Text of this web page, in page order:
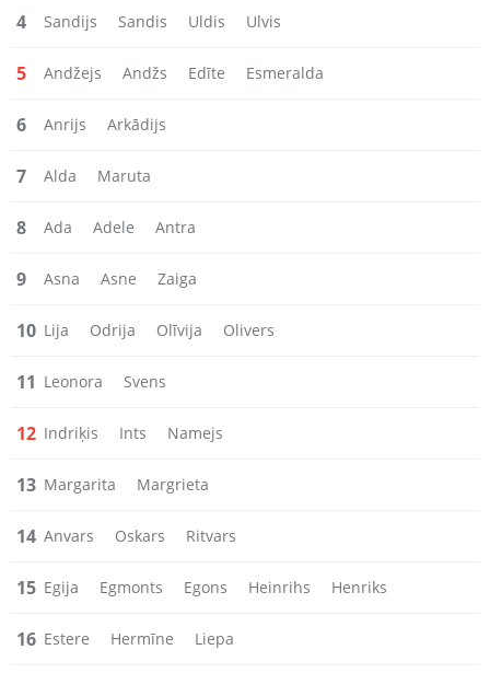
4 Sandijs Sandis Uldis Ulvis
5 Andžejs Andžs Edīte Esmeralda
6 Anrijs Arkādijs
7 Alda Maruta
8 Ada Adele Antra
9 Asna Asne Zaiga
10 Lija Odrija Olīvija Olivers
11 Leonora Svens
12 Indriķis Ints Namejs
13 Margarita Margrieta
14 Anvars Oskars Ritvars
15 Egija Egmonts Egons Heinrihs Henriks
16 Estere Hermīne Liepa